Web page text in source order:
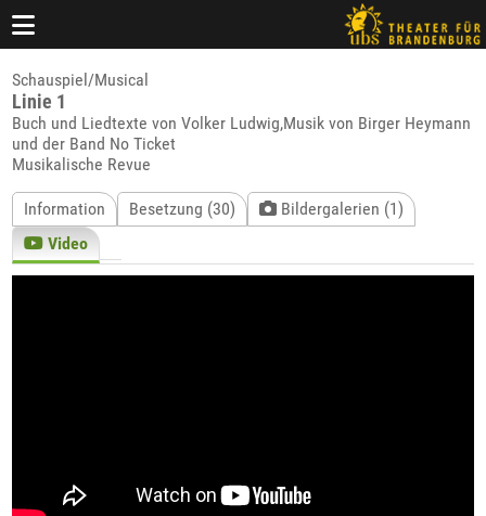
Schauspiel/Musical
Linie 1
Buch und Liedtexte von Volker Ludwig,Musik von Birger Heymann
und der Band No Ticket
Musikalische Revue
Information Besetzung (30)
Bildergalerien (1)
Video